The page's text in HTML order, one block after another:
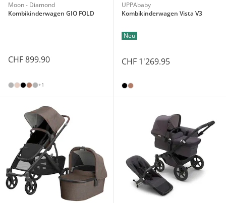
Moon - Diamond
Kombikinderwagen GIO FOLD
CHF 899.90
+1
UPPAbaby
Kombikinderwagen Vista V3
Neu
CHF 1'269.95